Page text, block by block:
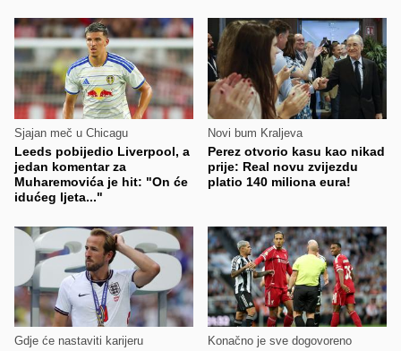
Sjajan meč u Chicagu
Leeds pobijedio Liverpool, a
jedan komentar za
Muharemovića je hit: "On će
idućeg ljeta..."
Novi bum Kraljeva
Perez otvorio kasu kao nikad
prije: Real novu zvijezdu
platio 140 miliona eura!
Gdje će nastaviti karijeru Konačno je sve dogovoreno